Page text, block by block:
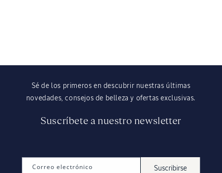
Sé de los primeros en descubrir nuestras últimas
novedades, consejos de belleza y ofertas exclusivas.
Suscríbete a nuestro newsletter
Correo electrónico Suscribirse